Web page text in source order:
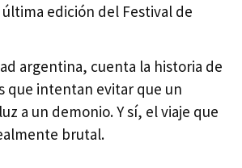
edición del Festival de
argentina, cuenta la historia de
que intentan evitar que un
a un demonio. Y sí, el viaje que
brutal.